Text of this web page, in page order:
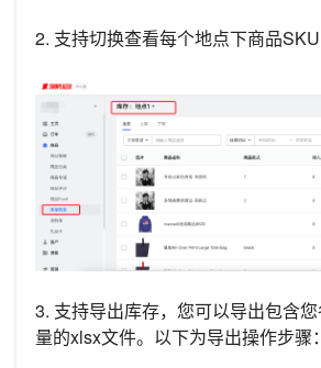
2. 支持切换查看每个地点下商品SKU
3. 支持导出库存，您可以导出包含
量的xlsx文件。以下为导出操作步骤：